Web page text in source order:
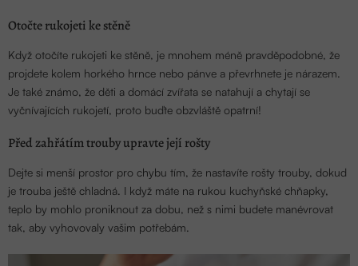
Otočte rukojeti ke stěně
Když otočíte rukojeti ke stěně, je mnohem méně pravděpodobné, že
projdete kolem horkého hrnce nebo pánve a převrhnete je nárazem.
Je také známo, že děti a domácí zvířata se natahují a chytají se
vyčnívajících rukojetí, proto buďte obzvláště opatrní!
Před zahřátím trouby upravte její rošty
Dejte si menší prostor pro chybu tím, že nastavíte rošty trouby, dokud
je trouba ještě chladná. I když máte na rukou kuchyňské chňapky,
teplo by mohlo proniknout za dobu, než s nimi budete manévrovat
tak, aby vyhovovaly vašim potřebám.